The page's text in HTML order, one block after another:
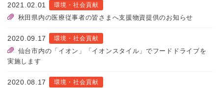
2021.02.01 環境・社会貢献
秋田県内の医療従事者の皆さまへ支援物資提供のお知らせ
2020.09.17 環境・社会貢献
仙台市内の「イオン」「イオンスタイル」でフードドライブを
実施します
2020.08.17 環境・社会貢献